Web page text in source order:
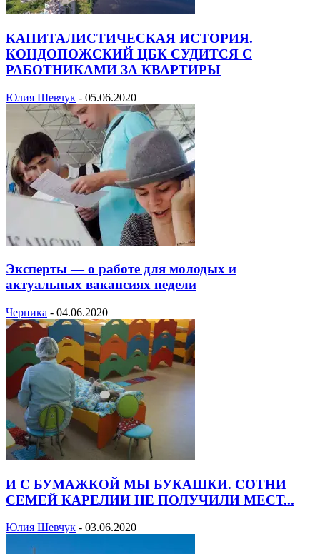
КАПИТАЛИСТИЧЕСКАЯ ИСТОРИЯ.
КОНДОПОЖСКИЙ ЦБК СУДИТСЯ С
РАБОТНИКАМИ ЗА КВАРТИРЫ
Юлия Шевчук - 05.06.2020
Эксперты — о работе для молодых и
актуальных вакансиях недели
Черника - 04.06.2020
И С БУМАЖКОЙ МЫ БУКАШКИ. СОТНИ
СЕМЕЙ КАРЕЛИИ НЕ ПОЛУЧИЛИ МЕСТ...
Юлия Шевчук - 03.06.2020